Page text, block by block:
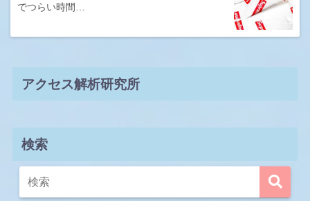
でつらい時間…
アクセス解析研究所
検索